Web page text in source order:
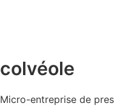
colvéole
Micro-entreprise de